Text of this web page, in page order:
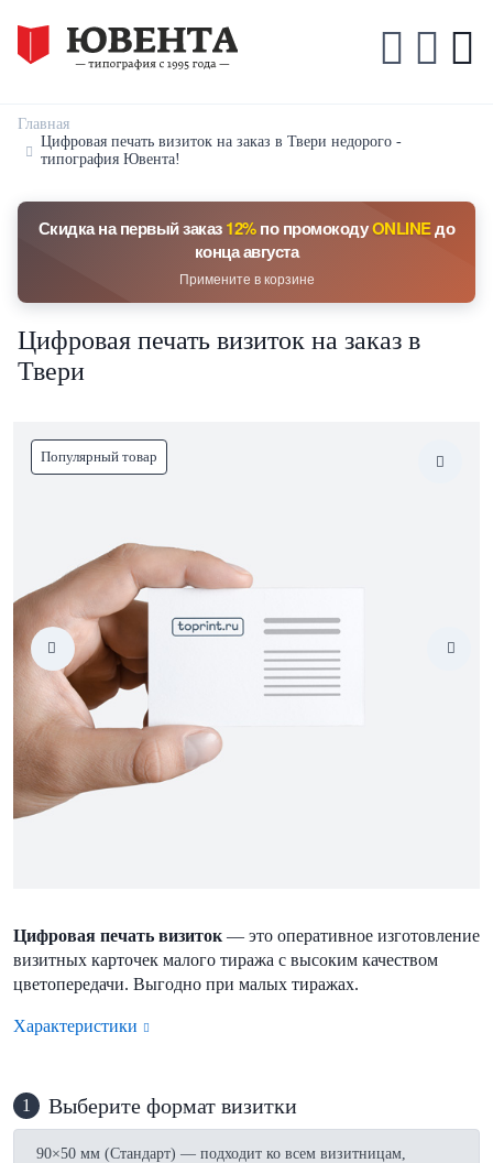
Главная
Цифровая печать визиток на заказ в Твери недорого -
типография Ювента!
Скидка на первый заказ12%по промокодуONLINEдо
конца августа
Примените в корзине
Цифровая печать визиток на заказ в
Твери
Популярный товар
Цифровая печать визиток — это оперативное изготовление
визитных карточек малого тиража с высоким качеством
цветопередачи. Выгодно при малых тиражах.
Характеристики
1 Выберите формат визитки
90×50 мм (Стандарт) — подходит ко всем визитницам,